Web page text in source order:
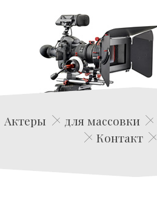
Актеры для массовки
Контакт